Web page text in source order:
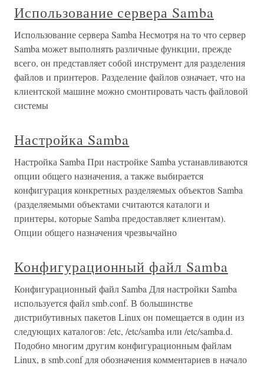
Использование сервера Samba
Использование сервера Samba Несмотря на то что сервер
Samba может выполнять различные функции, прежде
всего, он представляет собой инструмент для разделения
файлов и принтеров. Разделение файлов означает, что на
клиентской машине можно смонтировать часть файловой
системы
Настройка Samba
Настройка Samba При настройке Samba устанавливаются
опции общего назначения, а также выбирается
конфигурация конкретных разделяемых объектов Samba
(разделяемыми объектами считаются каталоги и
принтеры, которые Samba предоставляет клиентам).
Опции общего назначения чрезвычайно
Конфигурационный файл Samba
Конфигурационный файл Samba Для настройки Samba
используется файл smb.conf. В большинстве
дистрибутивных пакетов Linux он помещается в один из
следующих каталогов: /etc, /etc/samba или /etc/samba.d.
Подобно многим другим конфигурационным файлам
Linux, в smb.conf для обозначения комментариев в начало